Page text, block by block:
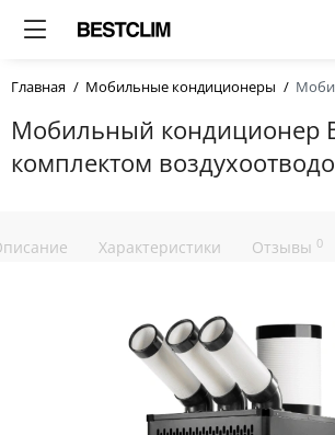
Главная Мобильные кондиционеры
Мобильный кондиционер
комплектом
Характеристики Отзывы 0